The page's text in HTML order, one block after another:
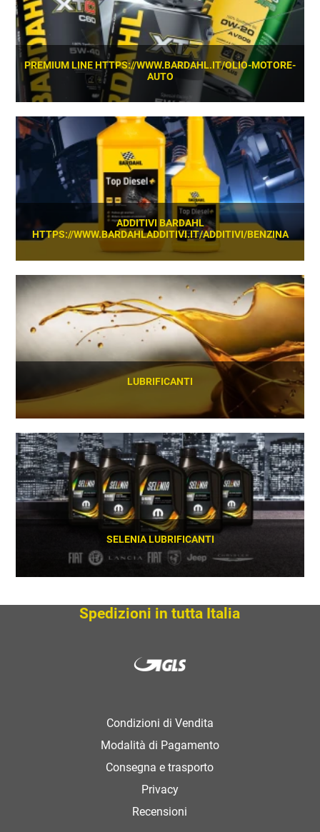
PREMIUM LINE HTTPS://WWW.BARDAHL.IT/OLIO-MOTORE-
AUTO
SCOPRI
ADDITIVI BARDAHL
HTTPS://WWW.BARDAHLADDITIVI.IT/ADDITIVI/BENZINA
SCOPRI
LUBRIFICANTI
SCOPRI
SELENIA LUBRIFICANTI
Spedizioni in tutta Italia
Condizioni di Vendita
Modalità di Pagamento
Consegna e trasporto
Privacy
Recensioni